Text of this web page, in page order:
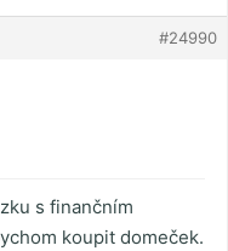
#24990
s finančním
koupit domeček.